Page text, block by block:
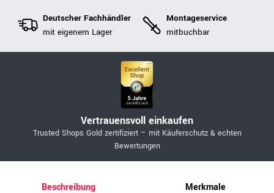
Deutscher Fachhändler
mit eigenem Lager
Montageservice
mitbuchbar
Vertrauensvoll einkaufen
Trusted Shops Gold zertifiziert – mit Käuferschutz & echten
Bewertungen
Beschreibung Merkmale